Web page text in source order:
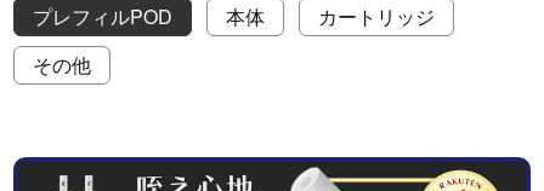
プレフィルPOD 本体
カートリッジ
その他